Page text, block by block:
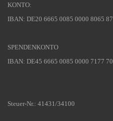
KONTO:
IBAN: DE20 6665 0085 0000 8065 87
SPENDENKONTO
IBAN: DE45 6665 0085 0000 7177 70
Steuer-Nr.: 41431/34100